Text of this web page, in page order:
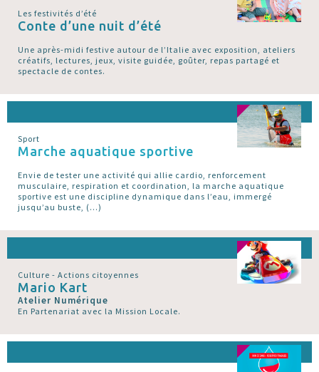
Les festivités d’été
Conte d’une nuit d’été
Une après-midi festive autour de l’Italie avec exposition, ateliers
créatifs, lectures, jeux, visite guidée, goûter, repas partagé et
spectacle de contes.
Sport
Marche aquatique sportive
Envie de tester une activité qui allie cardio, renforcement
musculaire, respiration et coordination, la marche aquatique
sportive est une discipline dynamique dans l’eau, immergé
jusqu’au buste, (…)
Culture - Actions citoyennes
Mario Kart
Atelier Numérique
En Partenariat avec la Mission Locale.